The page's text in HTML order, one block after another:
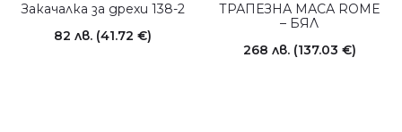
Закачалка за дрехи 138-2
82 лв. (41.72 €)
ТРАПЕЗНА МАСА ROME
– БЯЛ
268 лв. (137.03 €)